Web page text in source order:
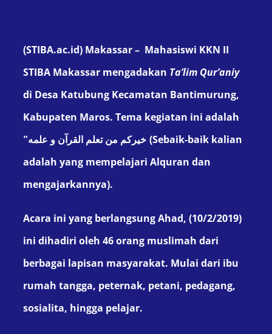
(STIBA.ac.id) Makassar – Mahasiswi KKN II
STIBA Makassar mengadakan Ta’lim Qur’aniy
di Desa Katubung Kecamatan Bantimurung,
Kabupaten Maros. Tema kegiatan ini adalah
خيركم من تعلم القرآن و علمه” (Sebaik-baik kalian
adalah yang mempelajari Alquran dan
mengajarkannya).
Acara ini yang berlangsungAhad, (10/2/2019)
ini dihadiri oleh 46 orang muslimah dari
berbagai lapisan masyarakat. Mulai dari ibu
rumah tangga, peternak, petani, pedagang,
sosialita, hingga pelajar.